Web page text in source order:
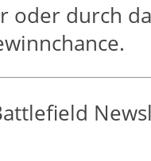
oder durch